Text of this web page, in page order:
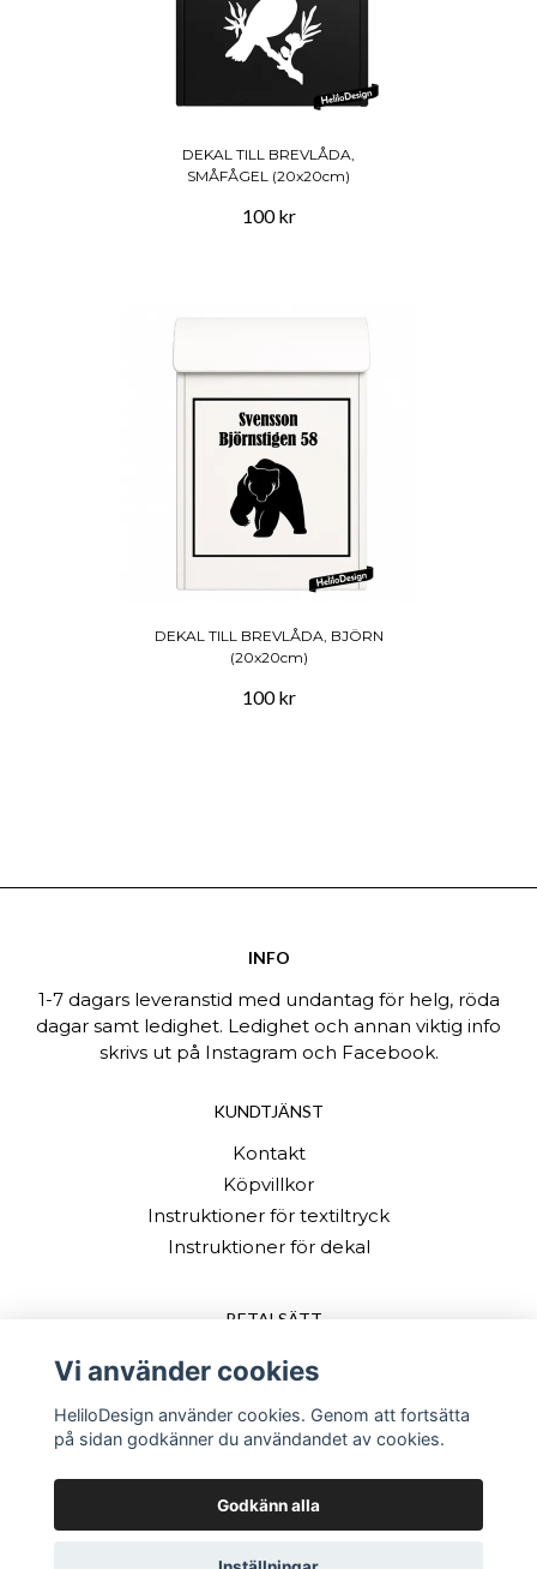
DEKAL TILL BREVLÅDA,
SMÅFÅGEL (20x20cm)
100 kr
DEKAL TILL BREVLÅDA, BJÖRN
(20x20cm)
100 kr
INFO
1-7 dagars leveranstid med undantag för helg, röda
dagar samt ledighet. Ledighet och annan viktig info
skrivs ut på Instagram och Facebook.
KUNDTJÄNST
Kontakt
Köpvillkor
Instruktioner för textiltryck
Instruktioner för dekal
BETALSÄTT
Vi använder cookies
HeliloDesign använder cookies. Genom att fortsätta
på sidan godkänner du användandet av cookies.
Godkänn alla